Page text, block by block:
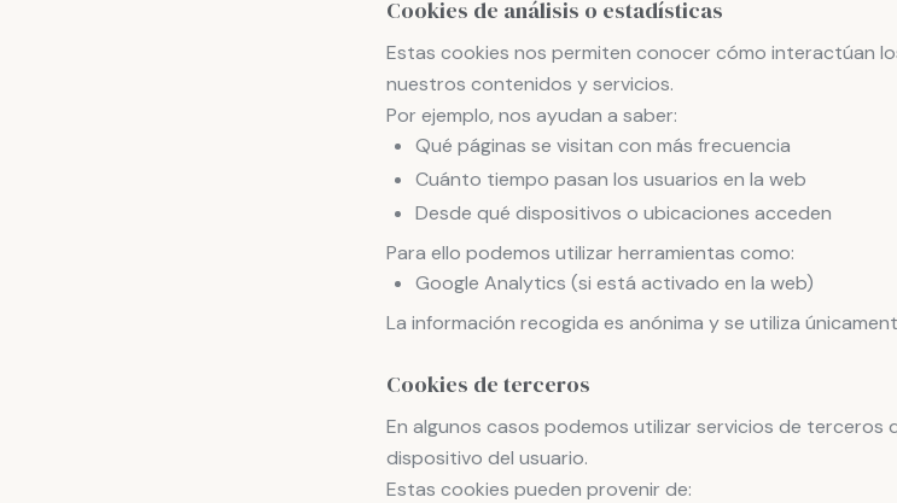
Cookies de análisis o estadísticas
Estas cookies nos permiten conocer cómo interactúan
nuestros contenidos y servicios.
Por ejemplo, nos ayudan a saber:
Qué páginas se visitan con más frecuencia
Cuánto tiempo pasan los usuarios en la web
Desde qué dispositivos o ubicaciones acceden
Para ello podemos utilizar herramientas como:
Google Analytics (si está activado en la web)
La información recogida es anónima y se utiliza
Cookies de terceros
En algunos casos podemos utilizar servicios de terceros
dispositivo del usuario.
Estas cookies pueden provenir de: